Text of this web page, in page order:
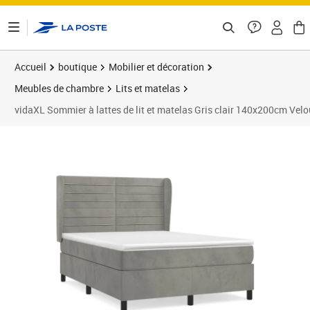
Accueil boutique
Mobilier et décoration
Meubles de chambre
Lits et matelas
vidaXL Sommier à lattes de lit et matelas Gris clair 140x200cm